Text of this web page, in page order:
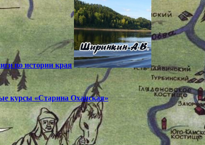
по истории края
курсы «Старина Оханская»